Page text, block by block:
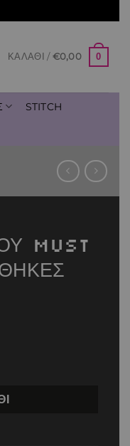
ΚΑΛΆΘΙ / €0,00 0
STITCH
MUST
2ΘΗΚΕΣ FROZEN